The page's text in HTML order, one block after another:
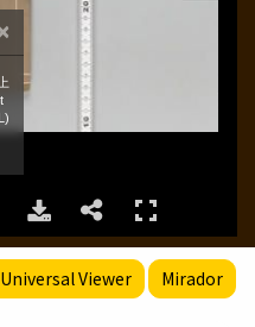
Universal Viewer Mirador